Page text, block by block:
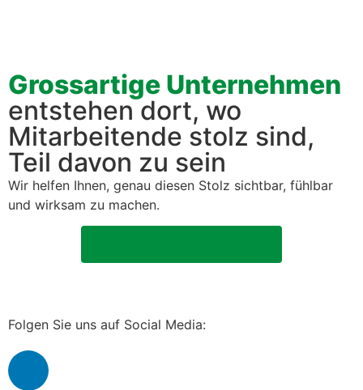
Grossartige Unternehmen
entstehen dort, wo
Mitarbeitende stolz sind,
Teil davon zu sein
Wir helfen Ihnen, genau diesen Stolz sicht­bar, fühlbar
und wirk­sam zu machen.
Folgen Sie uns auf Social Media: